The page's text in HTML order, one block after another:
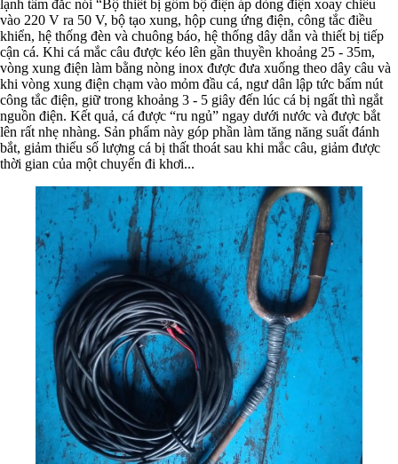
lạnh tâm đắc nói “Bộ thiết bị gồm bộ điện áp dòng điện xoay chiều
vào 220 V ra 50 V, bộ tạo xung, hộp cung ứng điện, công tắc điều
khiển, hệ thống đèn và chuông báo, hệ thống dây dẫn và thiết bị tiếp
cận cá. Khi cá mắc câu được kéo lên gần thuyền khoảng 25 - 35m,
vòng xung điện làm bằng nòng inox được đưa xuống theo dây câu và
khi vòng xung điện chạm vào mỏm đầu cá, ngư dân lập tức bấm nút
công tắc điện, giữ trong khoảng 3 - 5 giây đến lúc cá bị ngất thì ngắt
nguồn điện. Kết quả, cá được “ru ngủ” ngay dưới nước và được bắt
lên rất nhẹ nhàng. Sản phẩm này góp phần làm tăng năng suất đánh
bắt, giảm thiểu số lượng cá bị thất thoát sau khi mắc câu, giảm được
thời gian của một chuyến đi khơi...